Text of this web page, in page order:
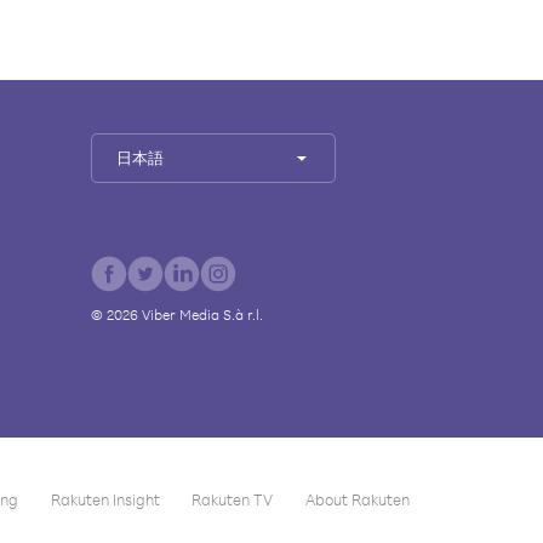
日本語
© 2026 Viber Media S.à r.l.
Rakuten Insight Rakuten TV About Rakuten